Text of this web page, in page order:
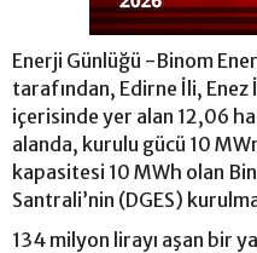
Enerji Günlüğü -Binom
tarafından, Edirne İli, Enez
içerisinde yer alan 12,06
alanda, kurulu gücü 10
kapasitesi 10 MWh olan
Santrali’nin (DGES)
134 milyon lirayı aşan bir